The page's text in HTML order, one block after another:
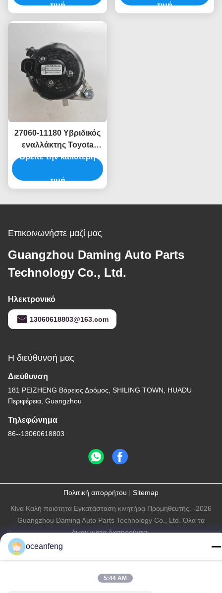
τιμή
27060-16430
τιμή
27060-11180 Υβριδικός
εναλλάκτης Toyota
Hiace για Landcruise
Βρείτε την καλύτερη
τιμή
Επικοινωνήστε μαζί μας
Guangzhou Daming Auto Parts
Technology Co., Ltd.
Ηλεκτρονικό
13060618803@163.com
Η διεύθυνσή μας
Διεύθυνση
181 PEIZHENG Βόρειος Δρόμος, SHILING ΤΟWN, HUADU
Περιφέρεια, Guangzhou
Τηλεφώνημα
86--13060618803
Πολιτική απορρήτου | Sitemap
Κίνα Καλή ποιότητα Εγκατάσταση κινητήρα Προμηθευτής. -2026
Guangzhou Daming Auto Parts Technology Co., Ltd. Όλα τα
δικαιώματα διατηρούνται.
oceanfeng
5:44 AM